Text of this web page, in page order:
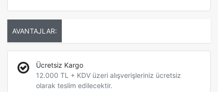
AVANTAJLAR:
Ücretsiz Kargo
12.000 TL + KDV üzeri alışverişleriniz ücretsiz
olarak teslim edilecektir.